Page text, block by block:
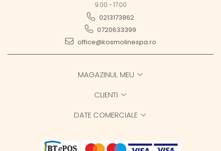
9.00 - 17.00
0213173862
0720633399
office@kosmolinespa.ro
MAGAZINUL MEU
CLIENTI
DATE COMERCIALE